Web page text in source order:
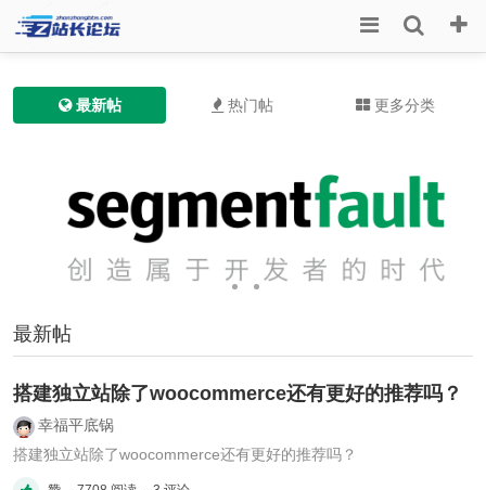
最新帖 热门帖 更多分类
最新帖
搭建独立站除了woocommerce还有更好的推荐吗？
幸福平底锅
搭建独立站除了woocommerce还有更好的推荐吗？